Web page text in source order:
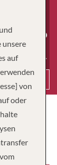
unsere
auf
von
oder